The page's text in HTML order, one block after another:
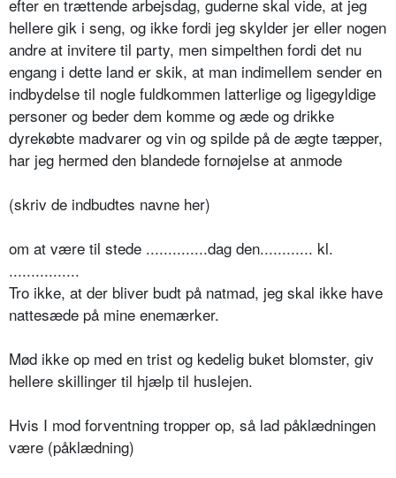
efter en trættende arbejsdag, guderne skal vide, at jeg
hellere gik i seng, og ikke fordi jeg skylder jer eller nogen
andre at invitere til party, men simpelthen fordi det nu
engang i dette land er skik, at man indimellem sender en
indbydelse til nogle fuldkommen latterlige og ligegyldige
personer og beder dem komme og æde og drikke
dyrekøbte madvarer og vin og spilde på de ægte tæpper,
har jeg hermed den blandede fornøjelse at anmode
(skriv de indbudtes navne her)
om at være til stede ..............dag den............ kl.
................
Tro ikke, at der bliver budt på natmad, jeg skal ikke have
nattesæde på mine enemærker.
Mød ikke op med en trist og kedelig buket blomster, giv
hellere skillinger til hjælp til huslejen.
Hvis I mod forventning tropper op, så lad påklædningen
være (påklædning)